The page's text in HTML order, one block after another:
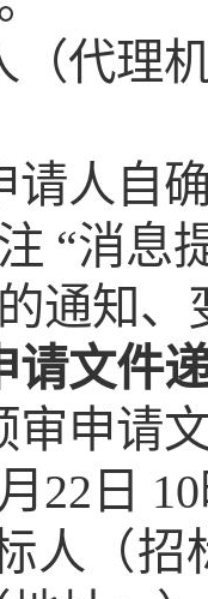
（代理
请人自
“消息
通知
请文件
审申请
22日
人（招